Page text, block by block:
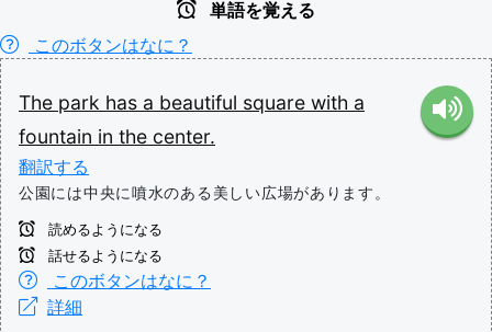
単語を覚える
このボタンはなに？
The park has a beautiful square with a
fountain in the center.
翻訳する
公園には中央に噴水のある美しい広場があります。
読めるようになる
話せるようになる
このボタンはなに？
詳細